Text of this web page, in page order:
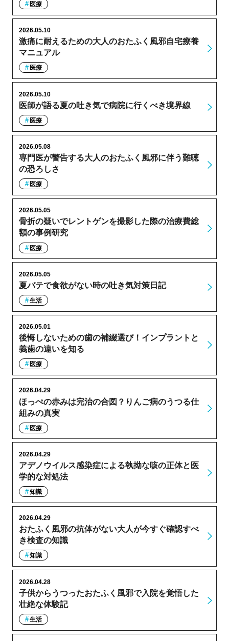
医療
激痛に耐えるための大人のおたふく風邪自宅療養
マニュアル
2026.05.10
医療
医師が語る夏の吐き気で病院に行くべき境界線
2026.05.10
医療
専門医が警告する大人のおたふく風邪に伴う難聴
の恐ろしさ
2026.05.08
医療
骨折の疑いでレントゲンを撮影した際の治療費総
額の事例研究
2026.05.05
医療
夏バテで食欲がない時の吐き気対策日記
2026.05.05
生活
後悔しないための歯の補綴選び！インプラントと
義歯の違いを知る
2026.05.01
医療
ほっぺの赤みは完治の合図？りんご病のうつる仕
組みの真実
2026.04.29
医療
アデノウイルス感染症による執拗な咳の正体と医
学的な対処法
2026.04.29
知識
おたふく風邪の抗体がない大人が今すぐ確認すべ
き検査の知識
2026.04.29
知識
子供からうつったおたふく風邪で入院を覚悟した
壮絶な体験記
2026.04.28
生活